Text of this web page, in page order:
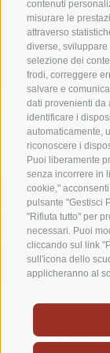
contenuti
misurare le
attraverso
diverse,
selezione dei
frodi, correggere
salvare e
dati provenienti da
identificare i
automaticamente,
riconoscere i
Puoi liberamente
senza incorrere in
cookie,"
pulsante "Gestisci
"Rifiuta tutto" per
necessari. Puoi
cliccando sul link
sull'icona dello
applicheranno al
RELAX